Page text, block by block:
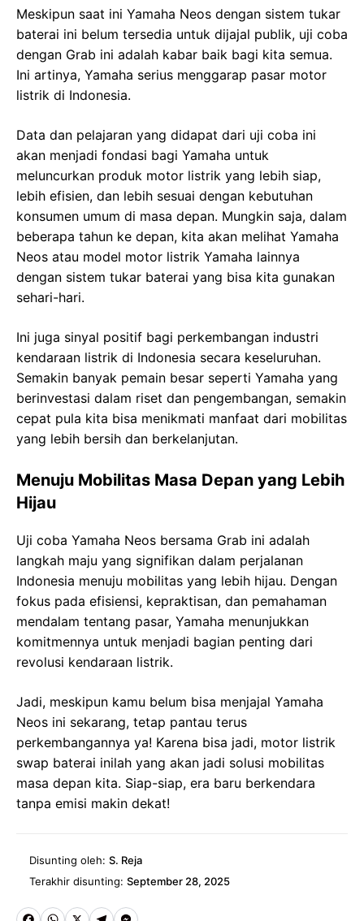
Meskipun saat ini Yamaha Neos dengan sistem tukar
baterai ini belum tersedia untuk dijajal publik, uji coba
dengan Grab ini adalah kabar baik bagi kita semua.
Ini artinya, Yamaha serius menggarap pasar motor
listrik di Indonesia.
Data dan pelajaran yang didapat dari uji coba ini
akan menjadi fondasi bagi Yamaha untuk
meluncurkan produk motor listrik yang lebih siap,
lebih efisien, dan lebih sesuai dengan kebutuhan
konsumen umum di masa depan. Mungkin saja, dalam
beberapa tahun ke depan, kita akan melihat Yamaha
Neos atau model motor listrik Yamaha lainnya
dengan sistem tukar baterai yang bisa kita gunakan
sehari-hari.
Ini juga sinyal positif bagi perkembangan industri
kendaraan listrik di Indonesia secara keseluruhan.
Semakin banyak pemain besar seperti Yamaha yang
berinvestasi dalam riset dan pengembangan, semakin
cepat pula kita bisa menikmati manfaat dari mobilitas
yang lebih bersih dan berkelanjutan.
Menuju Mobilitas Masa Depan yang Lebih
Hijau
Uji coba Yamaha Neos bersama Grab ini adalah
langkah maju yang signifikan dalam perjalanan
Indonesia menuju mobilitas yang lebih hijau. Dengan
fokus pada efisiensi, kepraktisan, dan pemahaman
mendalam tentang pasar, Yamaha menunjukkan
komitmennya untuk menjadi bagian penting dari
revolusi kendaraan listrik.
Jadi, meskipun kamu belum bisa menjajal Yamaha
Neos ini sekarang, tetap pantau terus
perkembangannya ya! Karena bisa jadi, motor listrik
swap baterai inilah yang akan jadi solusi mobilitas
masa depan kita. Siap-siap, era baru berkendara
tanpa emisi makin dekat!
Disunting oleh: S. Reja
Terakhir disunting: September 28, 2025